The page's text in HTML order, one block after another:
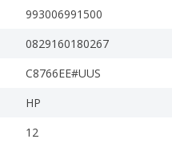
galima išspausdinti
993006991500
0829160180267
C8766EE#UUS
HP
12